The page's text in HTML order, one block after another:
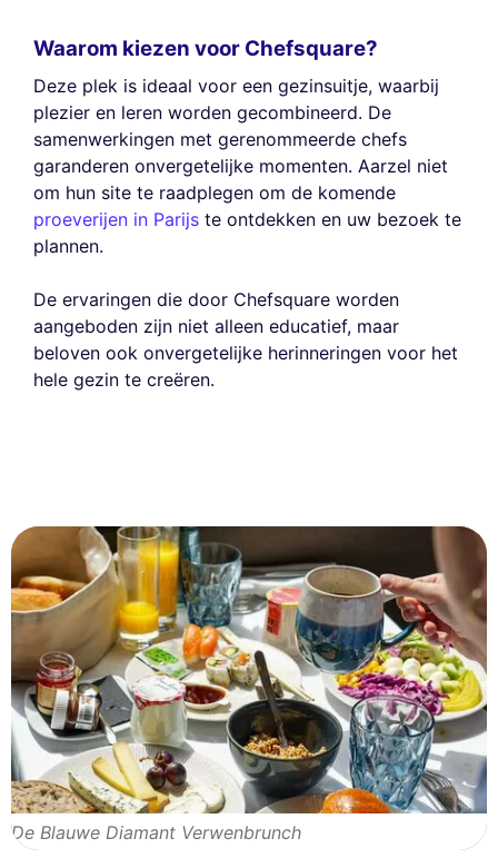
Waarom kiezen voor Chefsquare?
Deze plek is ideaal voor een gezinsuitje, waarbij
plezier en leren worden gecombineerd. De
samenwerkingen met gerenommeerde chefs
garanderen onvergetelijke momenten. Aarzel niet
om hun site te raadplegen om de komende
proeverijen in Parijs te ontdekken en uw bezoek te
plannen.
De ervaringen die door Chefsquare worden
aangeboden zijn niet alleen educatief, maar
beloven ook onvergetelijke herinneringen voor het
hele gezin te creëren.
De Blauwe Diamant Verwenbrunch